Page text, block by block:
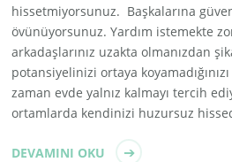
hissetmiyorsunuz. Başkalarına
övünüyorsunuz. Yardım istemekte
arkadaşlarınız uzakta olmanızdan
potansiyelinizi ortaya
zaman evde yalnız kalmayı tercih
ortamlarda kendinizi huzursuz
DEVAMINI OKU